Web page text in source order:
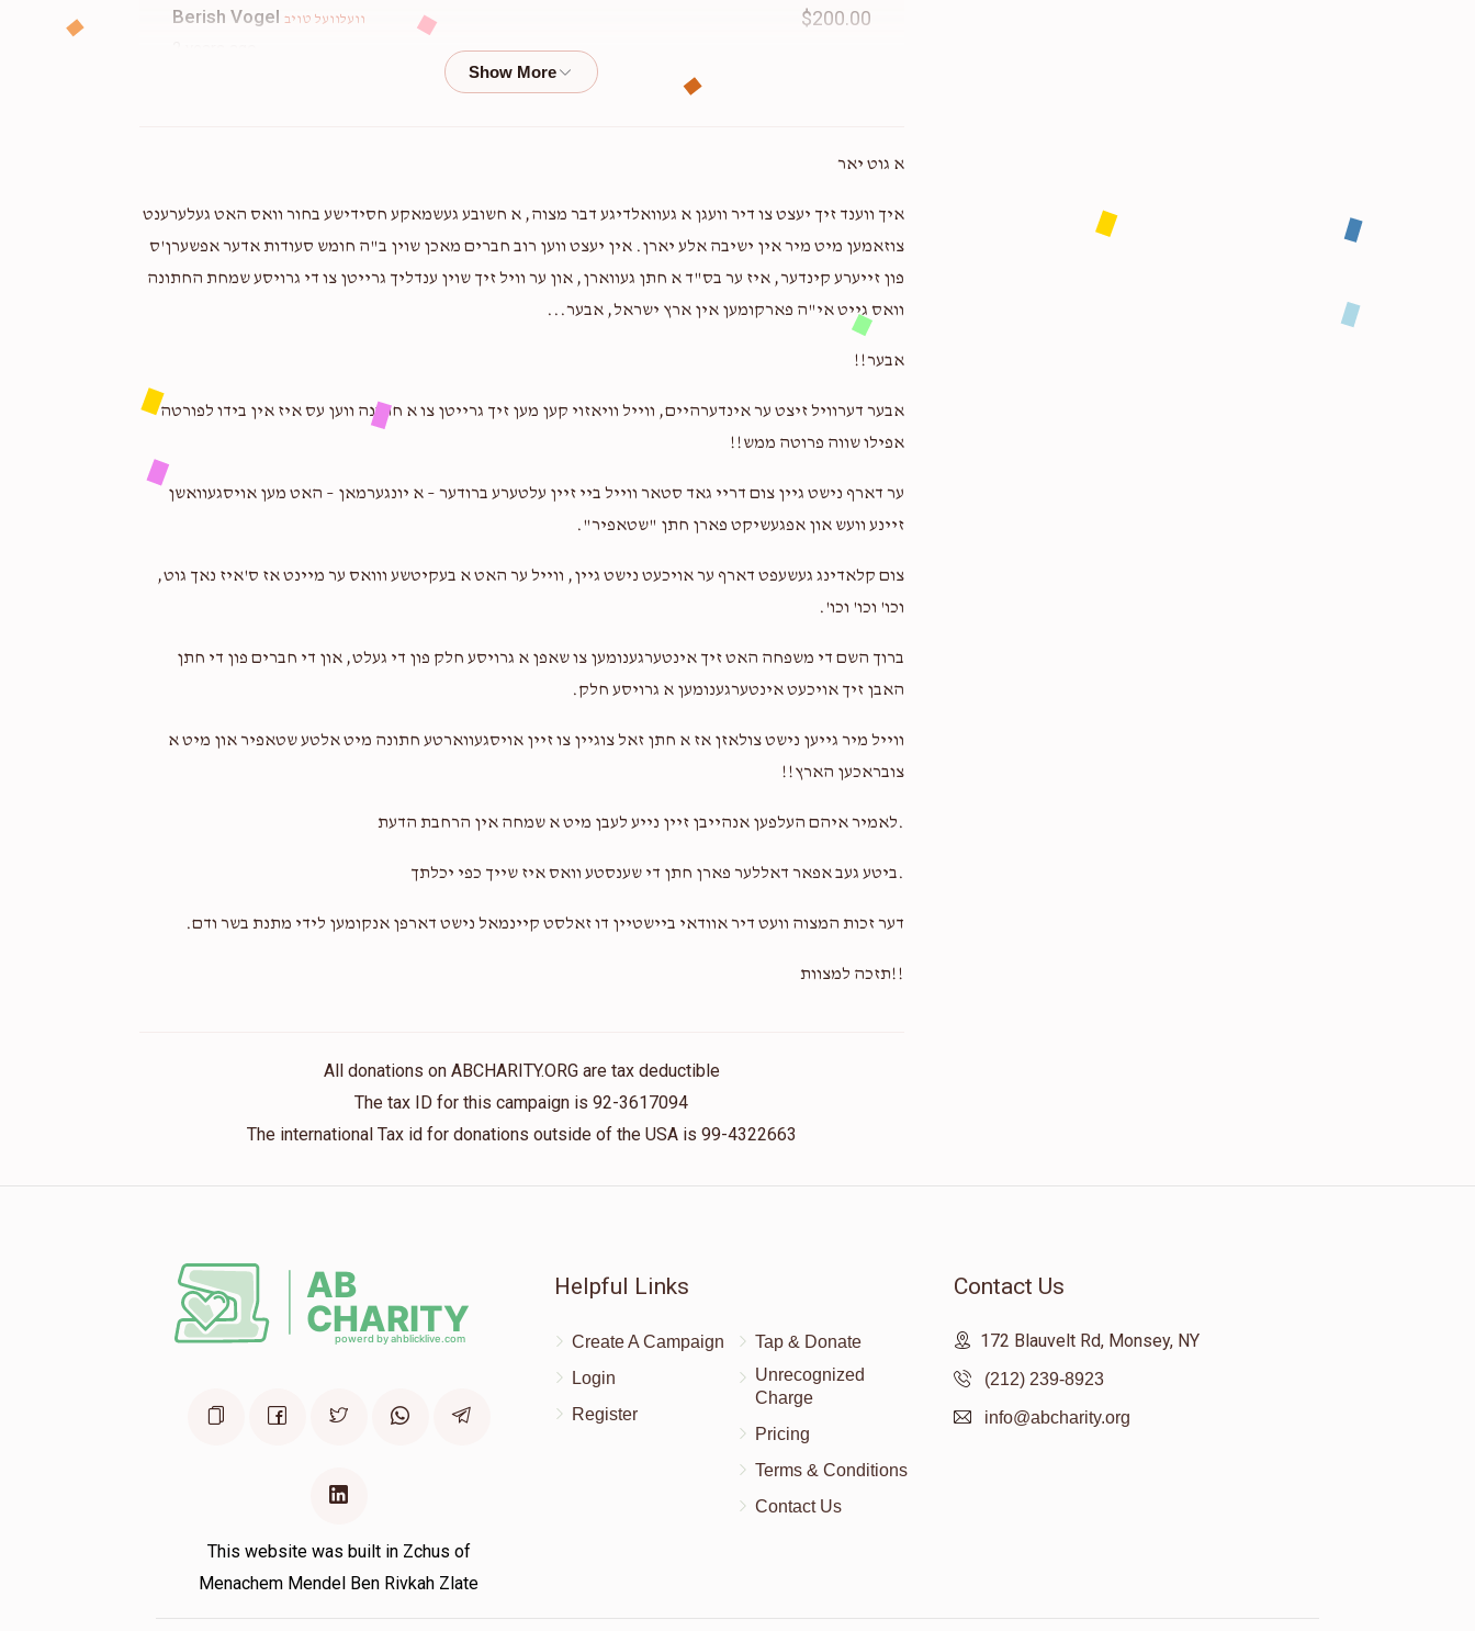
Berish Vogel וועלוועל טויב $200.00
פאר וועלוועל זאגט מען נישט ניין
2 years ago
$1.80
חזק ואמץ
$36.00
2 years ago
א גוט יאר
איך ווענד זיך יעצט צו דיר וועגן א געוואלדיגע דבר מצוה, א חשובע געשמאקע חסידישע בחור וואס האט געלערענט
צוזאמען מיט מיר אין ישיבה אלע יארן. אין יעצט ווען רוב חברים מאכן שוין ב"ה חומש סעודות אדער אפשערן'ס
פון זייערע קינדער, איז ער בס"ד א חתן געווארן, און ער וויל זיך שוין ענדליך גרייטן צו די גרויסע שמחת החתונה
וואס גייט אי"ה פארקומען אין ארץ ישראל, אבער...
אבער!!
אבער דערוויל זיצט ער אינדערהיים, ווייל וויאזוי קען מען זיך גרייטן צו א חתונה ווען עס איז אין בידו לפורטה
אפילו שווה פרוטה ממש!!
ער דארף נישט גיין צום דריי גאד סטאר ווייל ביי זיין עלטערע ברודער – א יונגערמאן – האט מען אויסגעוואשן
זיינע וועש און אפגעשיקט פארן חתן "שטאפיר".
צום קלאדינג געשעפט דארף ער אויכעט נישט גיין, ווייל ער האט א בעקיטשע ווואס ער מיינט אז ס'איז נאך גוט,
וכו' וכו' וכו'.
ברוך השם די משפחה האט זיך אינטערגענומען צו שאפן א גרויסע חלק פון די געלט, און די חברים פון די חתן
האבן זיך אויכעט אינטערגענומען א גרויסע חלק.
ווייל מיר גייען נישט צולאזן אז א חתן זאל צוגיין צו זיין אויסגעווארטע חתונה מיט אלטע שטאפיר און מיט א
צובראכען הארץ!!
.לאמיר איהם העלפען אנהייבן זיין נייע לעבן מיט א שמחה אין הרחבת הדעת
.ביטע געב אפאר דאללער פארן חתן די שענסטע וואס איז שייך כפי יכלתך
דער זכות המצוה וועט דיר אוודאי ביישטיין דו זאלסט קיינמאל נישט דארפן אנקומען לידי מתנת בשר ודם.
!!תזכה למצוות
All donations on ABCHARITY.ORG are tax deductible
The tax ID for this campaign is 92-3617094
The international Tax id for donations outside of the USA is 99-4322663
This website was built in Zchus of
Menachem Mendel Ben Rivkah Zlate
Helpful Links
Create A Campaign
Login
Register
Tap & Donate
Unrecognized
Charge
Pricing
Terms & Conditions
Contact Us
Contact Us
172 Blauvelt Rd, Monsey, NY
(212) 239-8923
info@abcharity.org